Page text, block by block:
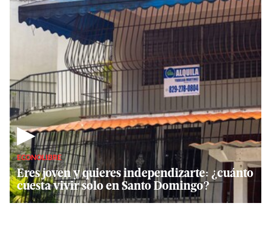
▶
ECONOLIBRE
Eres joven y quieres independizarte: ¿cuánto
cuesta vivir solo en Santo Domingo?